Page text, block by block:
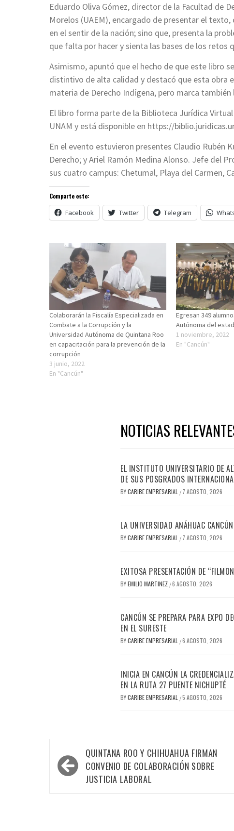
Eduardo Oliva Gómez, director de la Facultad de
Morelos (UAEM), encargado de presentar el
en el sentir de la nación; sino que, presenta la
que falta por hacer y sienta las bases de los retos
Asimismo, apuntó que el hecho de que este libro
distintivo de alta calidad y destacó que esta obra
materia de Derecho Indígena, pero marca
El libro forma parte de la Biblioteca Jurídica
UNAM y está disponible en https://
En el evento estuvieron presentes Claudio Rubén
Derecho; y Ariel Ramón Medina Alonso. Jefe del
sus cuatro campus: Chetumal, Playa del Carmen,
Comparte esto:
Facebook Twitter Telegram
Colaborarán la Fiscalía Especializada en
Combate a la Corrupción y la
Universidad Autónoma de Quintana Roo
en capacitación para la prevención de la
corrupción
3 junio, 2022
En "Cancún"
Egresan 349
Autónoma del
1 noviembre, 2022
En "Cancún"
NOTICIAS
EL INSTITUTO UNIVERSITARIO DE
DE SUS POSGRADOS
BYCARIBE EMPRESARIAL / 7 AGOSTO, 2026
LA UNIVERSIDAD ANÁHUAC
BYCARIBE EMPRESARIAL / 7 AGOSTO, 2026
EXITOSA PRESENTACIÓN DE
BYEMILIO MARTINEZ /6 AGOSTO, 2026
CANCÚN SE PREPARA PARA EXPO
EN EL SURESTE
BYCARIBE EMPRESARIAL /6 AGOSTO, 2026
INICIA EN CANCÚN LA
EN LA RUTA 27 PUENTE NICHUPTÉ
BYCARIBE EMPRESARIAL /5 AGOSTO, 2026
Navegación
de
entradas
QUINTANA ROO Y CHIHUAHUA FIRMAN
CONVENIO DE COLABORACIÓN SOBRE
JUSTICIA LABORAL